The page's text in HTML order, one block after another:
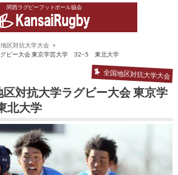
関西ラグビーフットボール協会
区対抗大学大会
グビー大会 東京学芸大学 32−5 東北大学
全国地区対抗大学大会
区対抗大学ラグビー大会 東京学
大学